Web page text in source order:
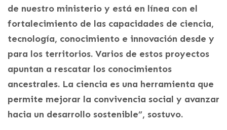
de nuestro ministerio y está en línea con el
fortalecimiento de las capacidades de ciencia,
tecnología, conocimiento e innovación desde y
para los territorios. Varios de estos proyectos
apuntan a rescatar los conocimientos
ancestrales. La ciencia es una herramienta que
permite mejorar la convivencia social y avanzar
hacia un desarrollo sostenible”, sostuvo.